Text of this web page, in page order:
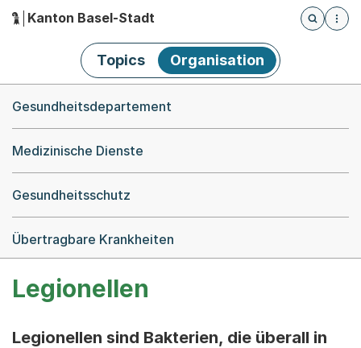
Hauptnavigation
Kanton Basel-Stadt
Öffnet
Topics Organisation
Gesundheitsdepartement
Medizinische Dienste
Gesundheitsschutz
Übertragbare Krankheiten
Legionellen
Legionellen sind Bakterien, die überall in